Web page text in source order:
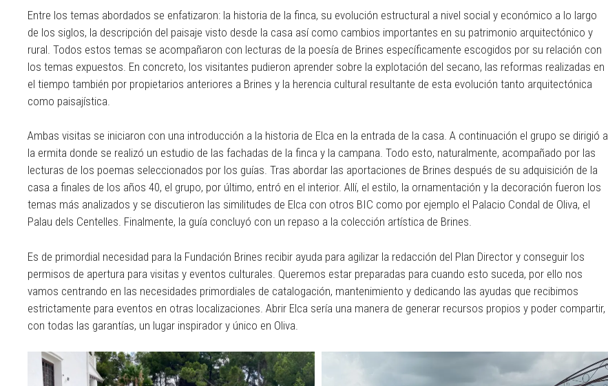
Entre los temas abordados se enfatizaron: la historia de la finca, su evolución estructural a nivel social y económico a lo largo
de los siglos, la descripción del paisaje visto desde la casa así como cambios importantes en su patrimonio arquitectónico y
rural. Todos estos temas se acompañaron con lecturas de la poesía de Brines específicamente escogidos por su relación con
los temas expuestos. En concreto, los visitantes pudieron aprender sobre la explotación del secano, las reformas realizadas en
el tiempo también por propietarios anteriores a Brines y la herencia cultural resultante de esta evolución tanto arquitectónica
como paisajística.
Ambas visitas se iniciaron con una introducción a la historia de Elca en la entrada de la casa. A continuación el grupo se dirigió a
la ermita donde se realizó un estudio de las fachadas de la finca y la campana. Todo esto, naturalmente, acompañado por las
lecturas de los poemas seleccionados por los guías. Tras abordar las aportaciones de Brines después de su adquisición de la
casa a finales de los años 40, el grupo, por último, entró en el interior. Allí, el estilo, la ornamentación y la decoración fueron los
temas más analizados y se discutieron las similitudes de Elca con otros BIC como por ejemplo el Palacio Condal de Oliva, el
Palau dels Centelles. Finalmente, la guía concluyó con un repaso a la colección artística de Brines.
Es de primordial necesidad para la Fundación Brines recibir ayuda para agilizar la redacción del Plan Director y conseguir los
permisos de apertura para visitas y eventos culturales. Queremos estar preparadas para cuando esto suceda, por ello nos
vamos centrando en las necesidades primordiales de catalogación, mantenimiento y dedicando las ayudas que recibimos
estrictamente para eventos en otras localizaciones. Abrir Elca sería una manera de generar recursos propios y poder compartir,
con todas las garantías, un lugar inspirador y único en Oliva.